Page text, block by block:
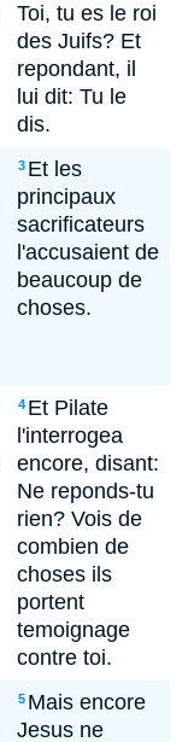
Toi, tu es le roi
des Juifs? Et
repondant, il
lui dit: Tu le
dis.
3 Et les
principaux
sacrificateurs
l'accusaient de
beaucoup de
choses.
4 Et Pilate
l'interrogea
encore, disant:
Ne reponds-tu
rien? Vois de
combien de
choses ils
portent
temoignage
contre toi.
5 Mais encore
Jesus ne